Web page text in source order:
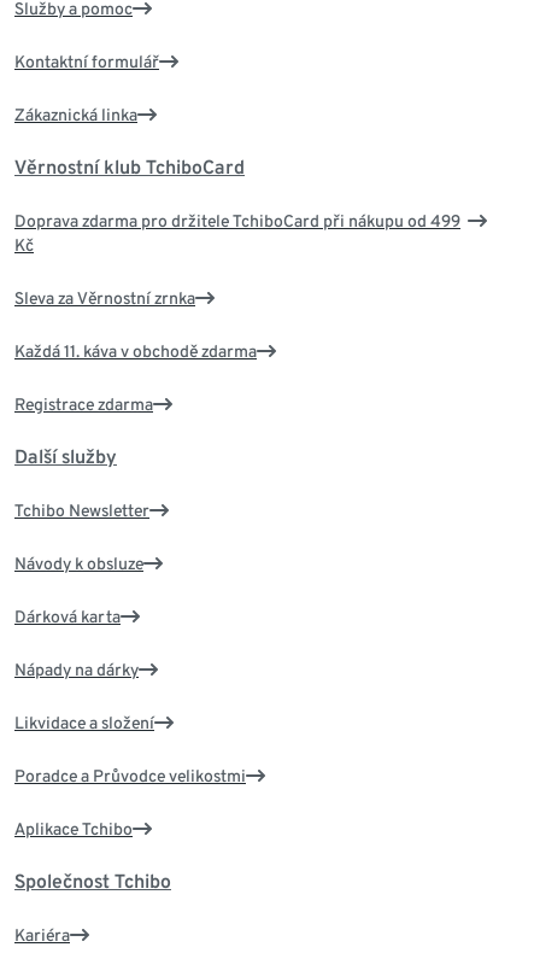
Služby a pomoc
Kontaktní formulář
Zákaznická linka
Věrnostní klub TchiboCard
Doprava zdarma pro držitele TchiboCard při nákupu od 499
Kč
Sleva za Věrnostní zrnka
Každá 11. káva v obchodě zdarma
Registrace zdarma
Další služby
Tchibo Newsletter
Návody k obsluze
Dárková karta
Nápady na dárky
Likvidace a složení
Poradce a Průvodce velikostmi
Aplikace Tchibo
Společnost Tchibo
Kariéra